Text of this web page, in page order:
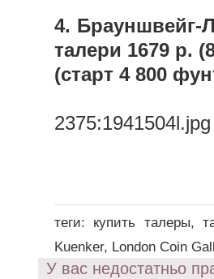
4. Брауншвейг-
талери 1679 р.
(старт 4 800
2375:1941504l.jpg
теги: купить талеры,
Kuenker, London Coin
У вас недостатньо